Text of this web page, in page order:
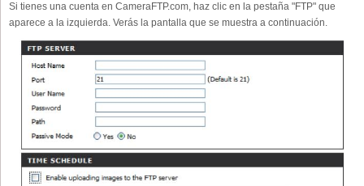
Si tienes una cuenta en CameraFTP.com, haz clic en la pestaña "FTP" que
aparece a la izquierda. Verás la pantalla que se muestra a continuación.